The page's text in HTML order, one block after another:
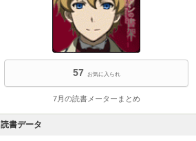
57 お気に入られ
7月の読書メーターまとめ
読書データ